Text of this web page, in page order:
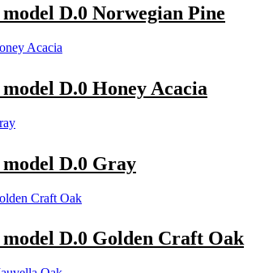
D.0 Norwegian Pine
D.0 Honey Acacia
D.0 Gray
D.0 Golden Craft Oak